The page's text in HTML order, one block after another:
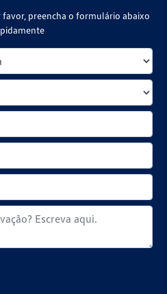
preencha o formulário abaixo